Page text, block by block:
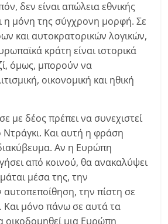
δεν είναι απώλεια εθνικής
η μόνη της σύγχρονη μορφή. Σε
και αυτοκρατορικών λογικών,
κράτη είναι ιστορικά
όμως, μπορούν να
οικονομική και ηθική
με δέος πρέπει να συνεχιστεί
Ντράγκι. Και αυτή η φράση
Αν η Ευρώπη
από κοινού, θα ανακαλύψει
μέσα της, την
την πίστη σε
Και μόνο πάνω σε αυτά τα
οικοδομηθεί μια Ευρώπη